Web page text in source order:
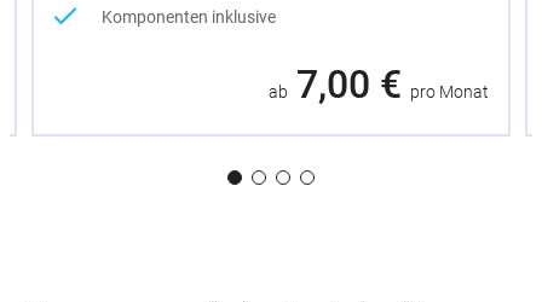
Komponenten inklusive
ab 7,00 € pro Monat